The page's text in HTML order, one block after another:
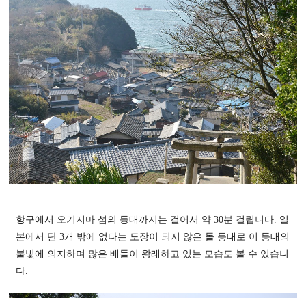
항구에서 오기지마 섬의 등대까지는 걸어서 약 30분 걸립니다. 일
본에서 단 3개 밖에 없다는 도장이 되지 않은 돌 등대로 이 등대의
불빛에 의지하며 많은 배들이 왕래하고 있는 모습도 볼 수 있습니
다.